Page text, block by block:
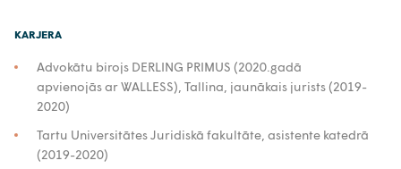
KARJERA
Advokātu birojs DERLING PRIMUS (2020.gadā
apvienojās ar WALLESS), Tallina, jaunākais jurists (2019-
2020)
Tartu Universitātes Juridiskā fakultāte, asistente katedrā
(2019-2020)